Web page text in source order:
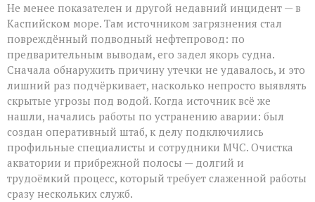
Не менее показателен и другой недавний инцидент — в
Каспийском море. Там источником загрязнения стал
повреждённый подводный нефтепровод: по
предварительным выводам, его задел якорь судна.
Сначала обнаружить причину утечки не удавалось, и это
лишний раз подчёркивает, насколько непросто выявлять
скрытые угрозы под водой. Когда источник всё же
нашли, начались работы по устранению аварии: был
создан оперативный штаб, к делу подключились
профильные специалисты и сотрудники МЧС. Очистка
акватории и прибрежной полосы — долгий и
трудоёмкий процесс, который требует слаженной работы
сразу нескольких служб.